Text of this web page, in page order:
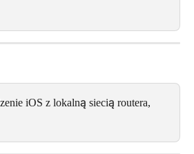
iOS z lokalną siecią routera,